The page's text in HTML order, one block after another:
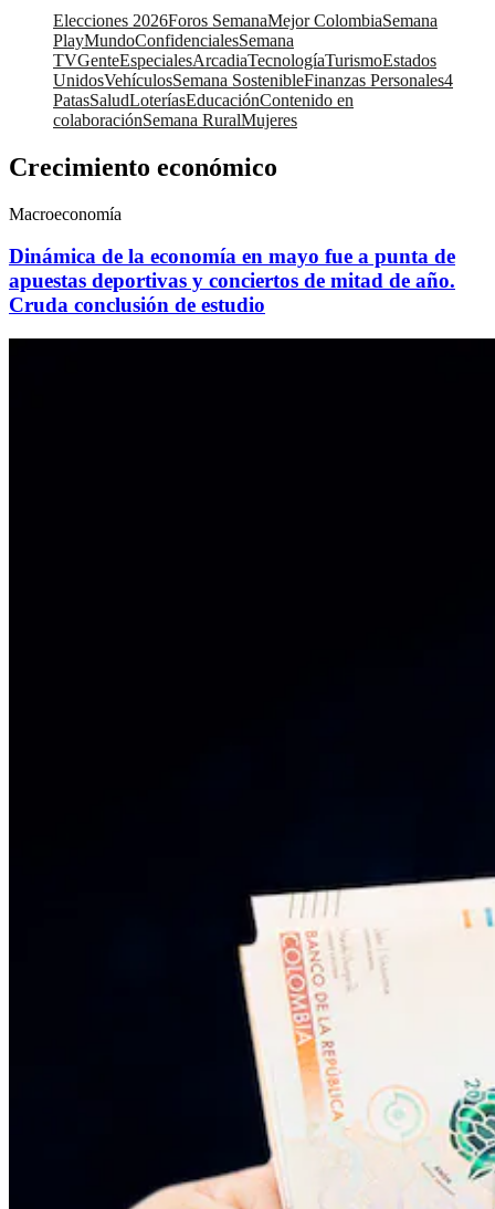
Elecciones 2026Foros SemanaMejor ColombiaSemana
PlayMundoConfidencialesSemana
TVGenteEspecialesArcadiaTecnologíaTurismoEstados
UnidosVehículosSemana SostenibleFinanzas Personales4
PatasSaludLoteríasEducaciónContenido en
colaboraciónSemana RuralMujeres
Crecimiento económico
Macroeconomía
Dinámica de la economía en mayo fue a punta de
apuestas deportivas y conciertos de mitad de año.
Cruda conclusión de estudio